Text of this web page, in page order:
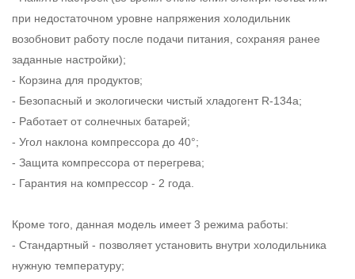
при недостаточном уровне напряжения холодильник
возобновит работу после подачи питания, сохраняя ранее
заданные настройки);
- Корзина для продуктов;
- Безопасный и экологически чистый хладогент R-134a;
- Работает от солнечных батарей;
- Угол наклона компрессора до 40°;
- Защита компрессора от перегрева;
- Гарантия на компрессор - 2 года.
Кроме того, данная модель имеет 3 режима работы:
- Стандартный - позволяет установить внутри холодильника
нужную температуру;